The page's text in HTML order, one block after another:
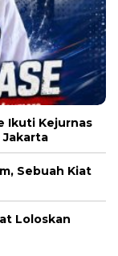
Ikuti Kejurnas
Jakarta
Sebuah Kiat
Loloskan